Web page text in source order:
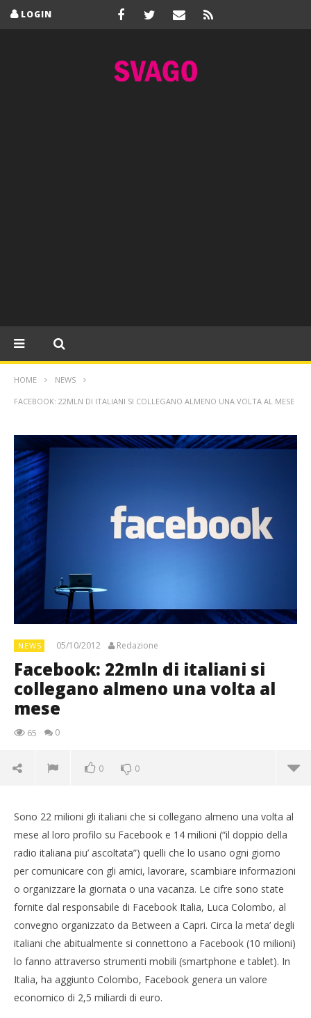
LOGIN
HOME NEWS
FACEBOOK: 22MLN DI ITALIANI SI COLLEGANO ALMENO UNA VOLTA AL MESE
NEWS 05/10/2012 Redazione
Facebook: 22mln di italiani si
collegano almeno una volta al
mese
65 0
0 0
NOW VIEWING
Facebook: 22mln di italiani si collegano almeno una
volta al mese
Sono 22 milioni gli italiani che si collegano almeno una volta al
mese al loro profilo su Facebook e 14 milioni (“il doppio della
radio italiana piu’ ascoltata”) quelli che lo usano ogni giorno
per comunicare con gli amici, lavorare, scambiare informazioni
o organizzare la giornata o una vacanza. Le cifre sono state
fornite dal responsabile di Facebook Italia, Luca Colombo, al
convegno organizzato da Between a Capri. Circa la meta’ degli
italiani che abitualmente si connettono a Facebook (10 milioni)
lo fanno attraverso strumenti mobili (smartphone e tablet). In
Italia, ha aggiunto Colombo, Facebook genera un valore
economico di 2,5 miliardi di euro.